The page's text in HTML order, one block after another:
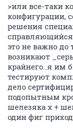
>или все-таки
конфигурации,
решения
это не важно до
возникают
крайнего..я им
тестируют
дело
подопытным
шелезяка х +
один фиг